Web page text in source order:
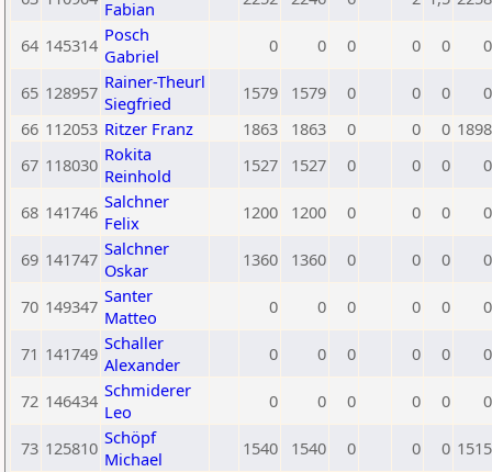
Fabian
64 145314 Posch
Gabriel
0 0 0 0 0 0
65 128957 Rainer-Theurl
Siegfried
1579 1579 0 0 0
0
66 112053 Ritzer Franz 1863 1863 0 0 0 1898
67 118030 Rokita
Reinhold
1527 1527 0 0 0 0
68 141746 Salchner
Felix
1200 1200 0 0 0 0
69 141747 Salchner
Oskar
1360 1360 0 0 0 0
70 149347 Santer
Matteo
0 0 0 0 0 0
71 141749 Schaller
Alexander
0 0 0 0 0 0
72 146434 Schmiderer
Leo
0 0 0 0 0 0
73 125810 Schöpf
Michael
1540 1540 0 0 0 1515